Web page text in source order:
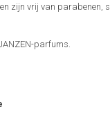
zijn vrij van parabenen,
parfums.